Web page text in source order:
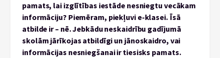
pamats, lai izglītības iestāde nesniegtu vecākam
informāciju? Piemēram, piekļuvi e-klasei. Īsā
atbilde ir – nē. Jebkādu neskaidrību gadījumā
skolām jārīkojas atbildīgi un jānoskaidro, vai
informācijas nesniegšanai ir tiesisks pamats.